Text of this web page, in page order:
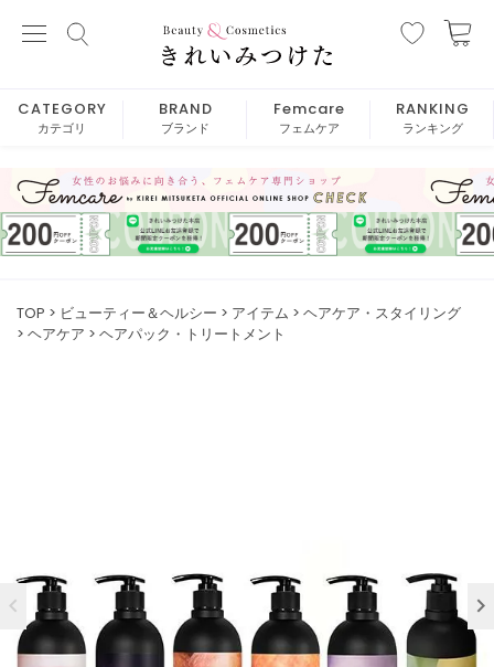
CATEGORY
カテゴリ
BRAND
ブランド
Femcare
フェムケア
RANKING
ランキング
TOP ビューティー＆ヘルシー アイテム
ヘアケア・スタイリング
ヘアケア
ヘアパック・トリートメント